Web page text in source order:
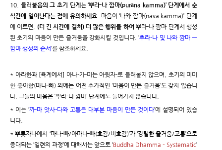
10. 들러붙음의 그 초기 단계는 ‘뿌라-나 깜마(purāna kamma)’ 단계에서 순
식간에 일어난다는 점에 유의하세요. 마음이 ‘나와 깜마(nava kamma)’ 단계
에 이르면, (더 긴 시간에 걸쳐) 더 많은 행위를 하여 뿌라-나 깜마 단계서 생성
된 초기의 마음이 만든 즐거움을 강화시킬 것입니다. ‘뿌라-나 및 나와 깜마 ㅡ
깜마 생성의 순서’를 참조하세요.
* 아라한과 [욕계에서] 아나-가-미는 아윗자-로 들러붙지 않으며, 초기의 미미
한 좋아함(마나-빠) 외에는 어떤 추가적인 ‘마음이 만든 즐거움’도 갖지 않습니
다. 그들의 마음은 ‘뿌라-나 깜마’ 단계에도 들어가지 않습니다.
* 이는 ‘까-마 앗사-다와 고통은 대부분 마음이 만든 것이다’에 설명되어 있습
니다.
* 뿌툿자나에서 ‘마나-빠/아마나-빠(호감/비호감)’가 ‘강렬한 즐거움/고통’으로
증대되는 ‘일련의 과정’에 대해서는 앞으로 ‘Buddha Dhamma – Systematic’